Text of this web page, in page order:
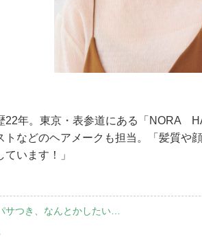
22年。東京・表参道にある「NORA
トなどのヘアメークも担当。「髪質や
います！」
サつき、なんとかしたい…